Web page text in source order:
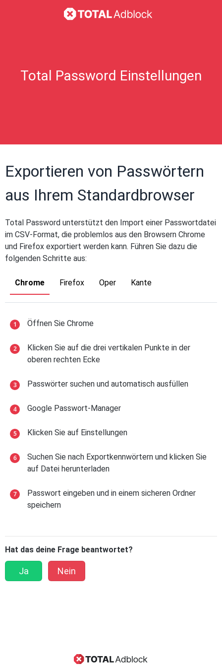
Total Password Einstellungen
Exportieren von Passwörtern
aus Ihrem Standardbrowser
Total Password unterstützt den Import einer Passwortdatei
im CSV-Format, die problemlos aus den Browsern Chrome
und Firefox exportiert werden kann. Führen Sie dazu die
folgenden Schritte aus:
Chrome Firefox Oper Kante
Öffnen Sie Chrome
Klicken Sie auf die drei vertikalen Punkte in der
oberen rechten Ecke
Passwörter suchen und automatisch ausfüllen
Google Passwort-Manager
Klicken Sie auf Einstellungen
Suchen Sie nach Exportkennwörtern und klicken Sie
auf Datei herunterladen
Passwort eingeben und in einem sicheren Ordner
speichern
Hat das deine Frage beantwortet?
Ja Nein